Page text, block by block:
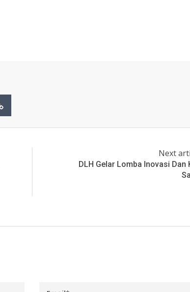
Next
DLH Gelar Lomba Inovasi Dan